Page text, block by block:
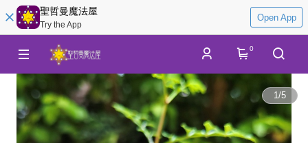
聖哲曼魔法屋
Try the App
Open App
0
1/5